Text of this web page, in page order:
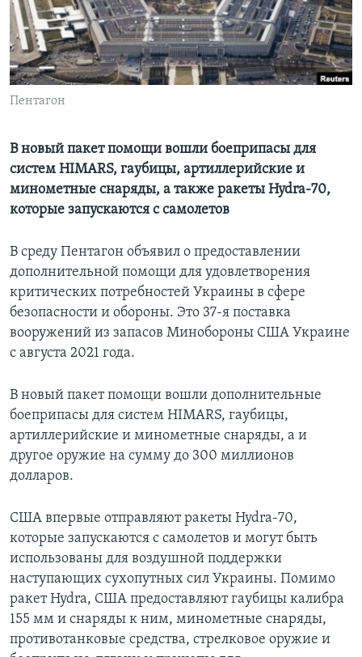
Learning English
СОЦИАЛЬНЫЕ СЕТИ
Языки
Пентагон
В новый пакет помощи вошли боеприпасы для
систем HIMARS, гаубицы, артиллерийские и
минометные снаряды, а также ракеты Hydra-70,
которые запускаются с самолетов
В среду Пентагон объявил о предоставлении
дополнительной помощи для удовлетворения
критических потребностей Украины в сфере
безопасности и обороны. Это 37-я поставка
вооружений из запасов Минобороны США Украине
с августа 2021 года.
В новый пакет помощи вошли дополнительные
боеприпасы для систем HIMARS, гаубицы,
артиллерийские и минометные снаряды, а и
другое оружие на сумму до 300 миллионов
долларов.
США впервые отправляют ракеты Hydra-70,
которые запускаются с самолетов и могут быть
использованы для воздушной поддержки
наступающих сухопутных сил Украины. Помимо
ракет Hydra, США предоставляют гаубицы калибра
155 мм и снаряды к ним, минометные снаряды,
противотанковые средства, стрелковое оружие и